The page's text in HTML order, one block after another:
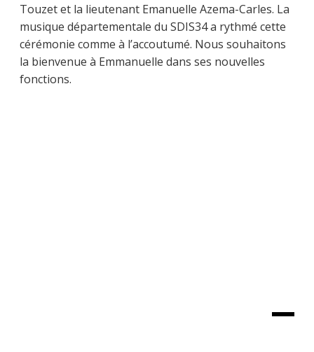
Touzet et la lieutenant Emanuelle Azema-Carles. La
musique départementale du SDIS34 a rythmé cette
cérémonie comme à l’accoutumé. Nous souhaitons
la bienvenue à Emmanuelle dans ses nouvelles
fonctions.